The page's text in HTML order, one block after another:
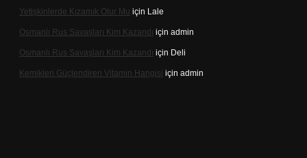
Yetişkinlerde Kızamık Olur Mu için Lale
Osmanlı Rus Savaşları Kim Kazandı için admin
Osmanlı Rus Savaşları Kim Kazandı için Deli
Kemikleri Güçlendiren Vitamin Hangisi için admin